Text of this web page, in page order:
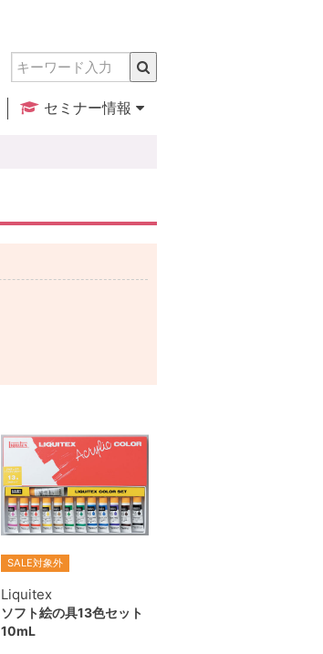
セミナー情報
SALE対象外
Liquitex
ソフト絵の具13色セット
10mL